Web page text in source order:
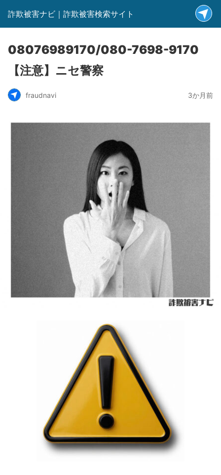
詐欺被害ナビ｜詐欺被害検索サイト
08076989170/080-7698-9170
【注意】ニセ警察
fraudnavi 3か月前